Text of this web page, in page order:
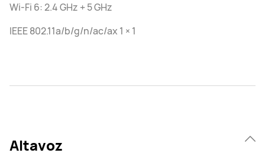
Wi-Fi 6: 2.4 GHz + 5 GHz
IEEE 802.11a/b/g/n/ac/ax 1 × 1
Altavoz